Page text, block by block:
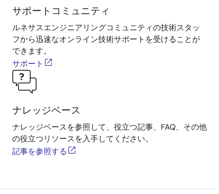
サポートコミュニティ
ルネサスエンジニアリングコミュニティの技術スタッ
フから迅速なオンライン技術サポートを受けることが
できます。
サポート
ナレッジベース
ナレッジベースを参照して、役立つ記事、FAQ、その他
の役立つリソースを入手してください。
記事を参照する